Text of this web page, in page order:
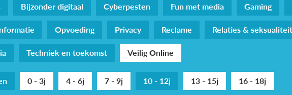
Bijzonder digitaal Cyberpesten Fun met media Gaming
Opvoeding Privacy Reclame Relaties & seksualiteit
Techniek en toekomst Veilig Online
0 - 3j 4 - 6j 7 - 9j 10 - 12j 13 - 15j 16 - 18j